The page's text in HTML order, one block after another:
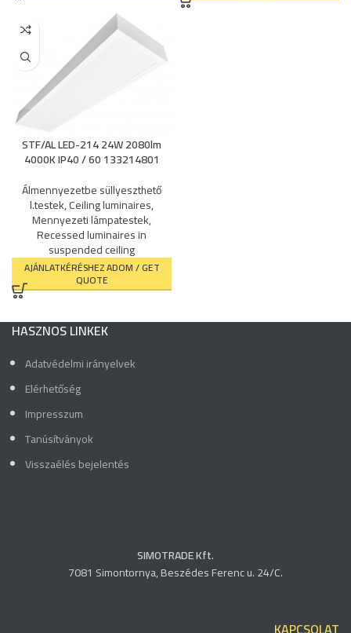
STF/AL LED-214 24W 2080lm
4000K IP40 / 60 133214801
Álmennyezetbe süllyeszthető
l.testek,Ceiling luminaires,
Mennyezeti lámpatestek,
Recessed luminaires in
suspended ceiling
AJÁNLATKÉRÉSHEZ ADOM / GET
QUOTE
HASZNOS LINKEK
Adatvédelmi irányelvek
Elérhetőség
Impresszum
Tanúsítványok
Visszaélés bejelentés
SIMOTRADE Kft.
7081 Simontornya, Beszédes Ferenc u. 24/C.